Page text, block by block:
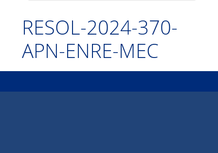
RESOL-2024-370-
APN-ENRE-MEC